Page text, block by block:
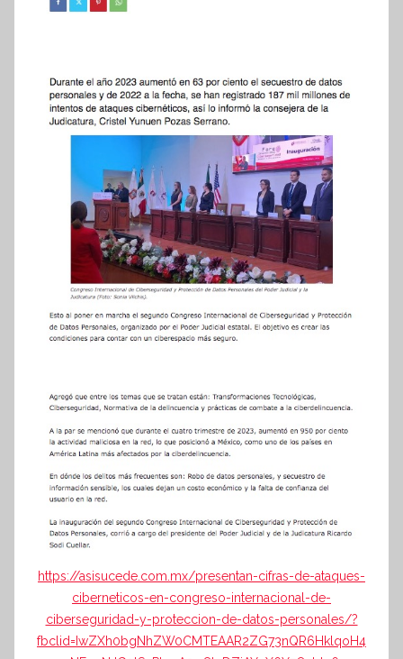
https://asisucede.com.mx/presentan-cifras-de-ataques-
ciberneticos-en-congreso-internacional-de-
ciberseguridad-y-proteccion-de-datos-personales/?
fbclid=IwZXh0bgNhZW0CMTEAAR2ZG73nQR6HklqoH4